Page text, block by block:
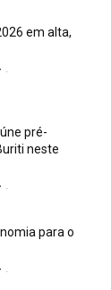
em alta,
-
pré-
neste
-
para o
-